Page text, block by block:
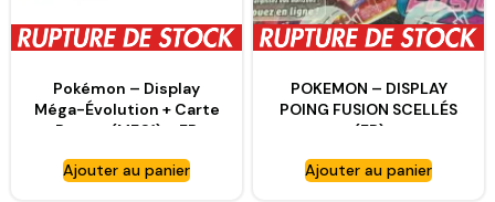
Pokémon – Display
Méga-Évolution + Carte
Promo (ME01) – FR
Ajouter au panier
POKEMON – DISPLAY
POING FUSION SCELLÉS
(FR)
Ajouter au panier